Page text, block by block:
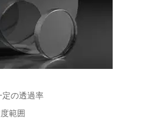
の透過率
範囲